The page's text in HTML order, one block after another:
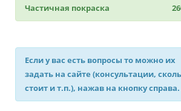
Частичная покраска
Если у вас есть вопросы то можно их
задать на сайте (консультации,
стоит и т.п.), нажав на кнопку справа.